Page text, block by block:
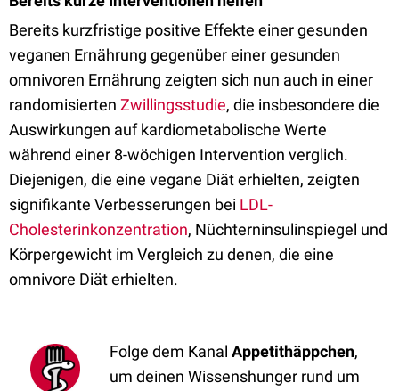
Bereits kurzfristige positive Effekte einer gesunden
veganen Ernährung gegenüber einer gesunden
omnivoren Ernährung zeigten sich nun auch in einer
randomisierten Zwillingsstudie, die insbesondere die
Auswirkungen auf kardiometabolische Werte
während einer 8-wöchigen Intervention verglich.
Diejenigen, die eine vegane Diät erhielten, zeigten
signifikante Verbesserungen bei LDL-
Cholesterinkonzentration, Nüchterninsulinspiegel und
Körpergewicht im Vergleich zu denen, die eine
omnivore Diät erhielten.
Folge dem Kanal Appetithäppchen,
um deinen Wissenshunger rund um